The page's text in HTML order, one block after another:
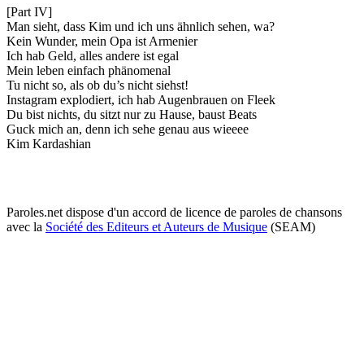
[Part IV]
Man sieht, dass Kim und ich uns ähnlich sehen, wa?
Kein Wunder, mein Opa ist Armenier
Ich hab Geld, alles andere ist egal
Mein leben einfach phänomenal
Tu nicht so, als ob du’s nicht siehst!
Instagram explodiert, ich hab Augenbrauen on Fleek
Du bist nichts, du sitzt nur zu Hause, baust Beats
Guck mich an, denn ich sehe genau aus wieeee
Kim Kardashian
Paroles.net dispose d'un accord de licence de paroles de chansons
avec la Société des Editeurs et Auteurs de Musique (SEAM)